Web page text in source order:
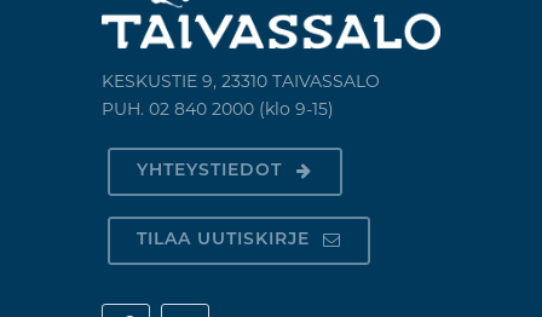
KESKUSTIE 9, 23310 TAIVASSALO
PUH. 02 840 2000 (klo 9-15)
YHTEYSTIEDOT
TILAA UUTISKIRJE